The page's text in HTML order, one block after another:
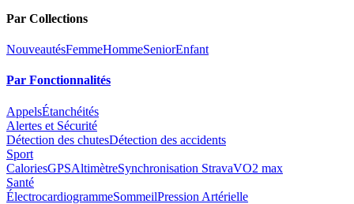
Par Collections
NouveautésFemmeHommeSeniorEnfant
Par Fonctionnalités
AppelsÉtanchéités
Alertes et Sécurité
Détection des chutesDétection des accidents
Sport
CaloriesGPSAltimètreSynchronisation StravaVO2 max
Santé
ÉlectrocardiogrammeSommeilPression Artérielle